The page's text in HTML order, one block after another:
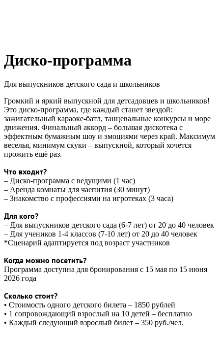
Диско-программа
Для выпускников детского сада и школьников
Громкий и яркий выпускной для детсадовцев и школьников!
Это диско-программа, где каждый станет звездой:
зажигательный караоке-батл, танцевальные конкурсы и море
движения. Финальный аккорд – большая дискотека с
эффектным бумажным шоу и эмоциями через край. Максимум
веселья, минимум скуки – выпускной, который хочется
прожить ещё раз.
Что входит?
– Диско-программа с ведущими (1 час)
– Аренда комнаты для чаепития (30 минут)
– Знакомство с профессиями на игротеках (3 часа)
Для кого?
– Для выпускников детского сада (6-7 лет) от 20 до 40 человек
– Для учеников 1-4 классов (7-10 лет) от 20 до 40 человек
*Сценарий адаптируется под возраст участников
Когда можно посетить?
Программа доступна для бронирования с 15 мая по 15 июня
2026 года
Сколько стоит?
• Стоимость одного детского билета – 1850 рублей
• 1 сопровождающий взрослый на 10 детей – бесплатно
• Каждый следующий взрослый билет – 350 руб./чел.